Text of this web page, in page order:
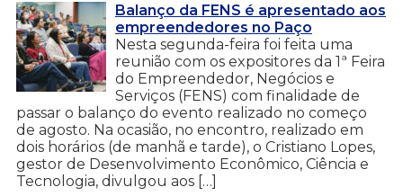
Balanço da FENS é apresentado aos
empreendedores no Paço
Nesta segunda-feira foi feita uma
reunião com os expositores da 1ª Feira
do Empreendedor, Negócios e
Serviços (FENS) com finalidade de
passar o balanço do evento realizado no começo
de agosto. Na ocasião, no encontro, realizado em
dois horários (de manhã e tarde), o Cristiano Lopes,
gestor de Desenvolvimento Econômico, Ciência e
Tecnologia, divulgou aos […]